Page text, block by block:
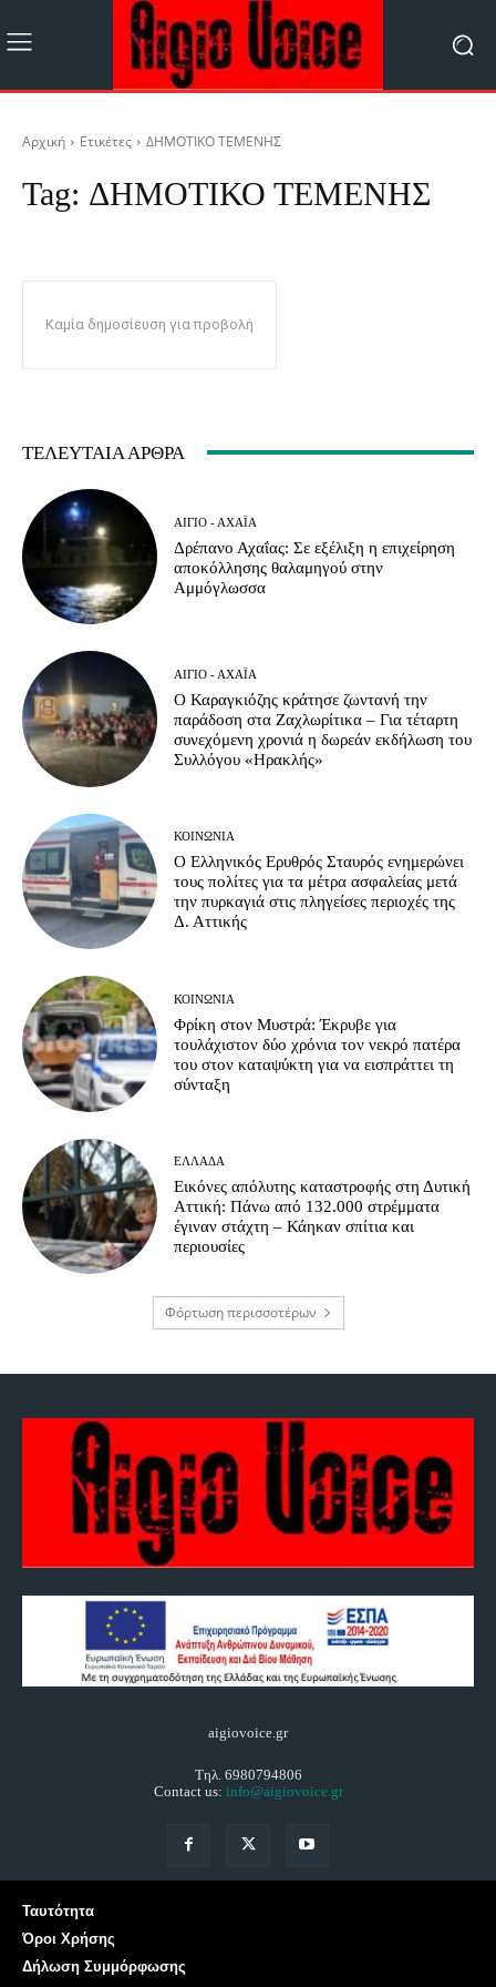
Αρχική Ετικέτες ΔΗΜΟΤΙΚΟ ΤΕΜΕΝΗΣ
Tag: ΔΗΜΟΤΙΚΟ ΤΕΜΕΝΗΣ
Καμία δημοσίευση για προβολή
ΤΕΛΕΥΤΑΊΑ ΆΡΘΡΑ
ΑΊΓΙΟ - ΑΧΑΪ́Α
Δρέπανο Αχαΐας: Σε εξέλιξη η επιχείρηση
αποκόλλησης θαλαμηγού στην
Αμμόγλωσσα
ΑΊΓΙΟ - ΑΧΑΪ́Α
Ο Καραγκιόζης κράτησε ζωντανή την
παράδοση στα Ζαχλωρίτικα – Για τέταρτη
συνεχόμενη χρονιά η δωρεάν εκδήλωση του
Συλλόγου «Ηρακλής»
ΚΟΙΝΩΝΊΑ
Ο Ελληνικός Ερυθρός Σταυρός ενημερώνει
τους πολίτες για τα μέτρα ασφαλείας μετά
την πυρκαγιά στις πληγείσες περιοχές της
Δ. Αττικής
ΚΟΙΝΩΝΊΑ
Φρίκη στον Μυστρά: Έκρυβε για
τουλάχιστον δύο χρόνια τον νεκρό πατέρα
του στον καταψύκτη για να εισπράττει τη
σύνταξη
ΕΛΛΆΔΑ
Εικόνες απόλυτης καταστροφής στη Δυτική
Αττική: Πάνω από 132.000 στρέμματα
έγιναν στάχτη – Κάηκαν σπίτια και
περιουσίες
Φόρτωση περισσοτέρων
aigiovoice.gr
Τηλ. 6980794806
Contact us: info@aigiovoice.gr
Ταυτότητα
Όροι Χρήσης
Δήλωση Συμμόρφωσης